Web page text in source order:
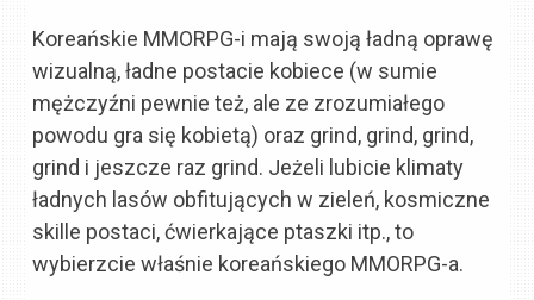
Koreańskie MMORPG-i mają swoją ładną oprawę
wizualną, ładne postacie kobiece (w sumie
mężczyźni pewnie też, ale ze zrozumiałego
powodu gra się kobietą) oraz grind, grind, grind,
grind i jeszcze raz grind. Jeżeli lubicie klimaty
ładnych lasów obfitujących w zieleń, kosmiczne
skille postaci, ćwierkające ptaszki itp., to
wybierzcie właśnie koreańskiego MMORPG-a.